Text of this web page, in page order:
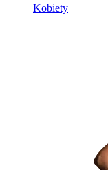
Kobiety